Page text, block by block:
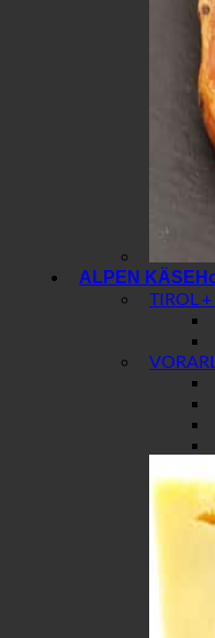
ALPEN KÄSE
TIROL